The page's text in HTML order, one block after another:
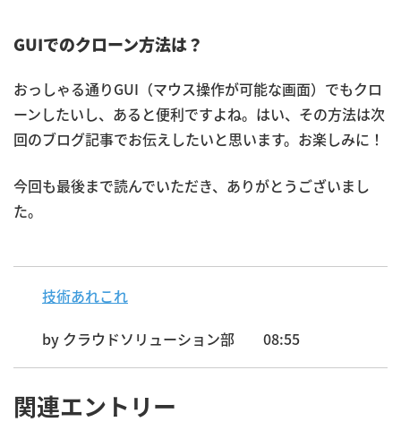
GUIでのクローン方法は？
おっしゃる通りGUI（マウス操作が可能な画面）でもクロ
ーンしたいし、あると便利ですよね。はい、その方法は次
回のブログ記事でお伝えしたいと思います。お楽しみに！
今回も最後まで読んでいただき、ありがとうございまし
た。
技術あれこれ
by クラウドソリューション部 08:55
関連エントリー